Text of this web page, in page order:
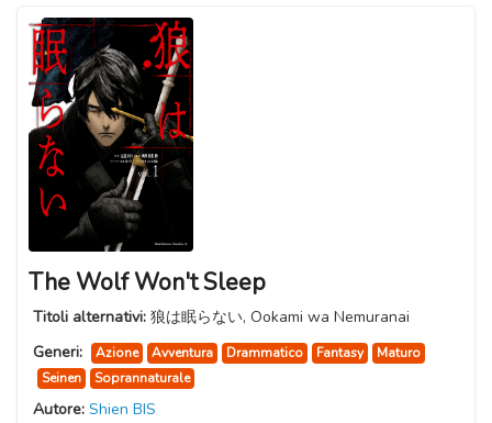
The Wolf Won't Sleep
Titoli alternativi: 狼は眠らない, Ookami wa Nemuranai
Generi:
Azione Avventura Drammatico Fantasy
Maturo
Seinen
Soprannaturale
Autore: Shien BIS